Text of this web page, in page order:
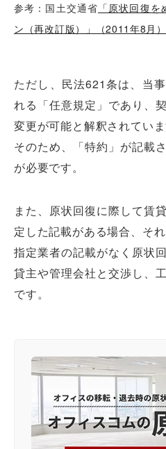
参考：国土交通省 「原状回復
ン（再改訂版）」（2011年8月）
ただし、民法621条は、当
れる「任意規定」であり、
変更が可能と解釈されていま
そのため、「特約」が記載
が必要です。
また、原状回復に際して賃
定した記載がある場合、それ
指定業者の記載がなく原状
貸主や管理会社と交渉し、
です。